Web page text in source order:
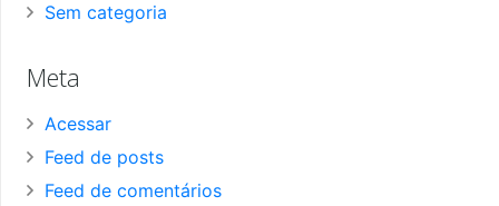
Sem categoria
Meta
Acessar
Feed de posts
Feed de comentários